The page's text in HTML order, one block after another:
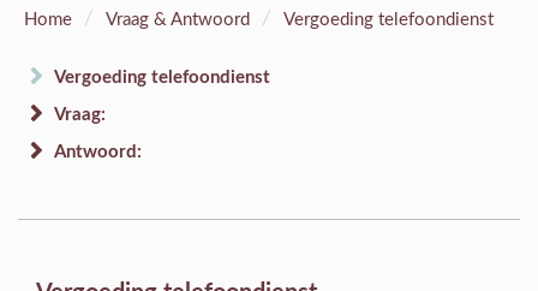
Home / Vraag & Antwoord / Vergoeding telefoondienst
Vergoeding telefoondienst
Vraag:
Antwoord: